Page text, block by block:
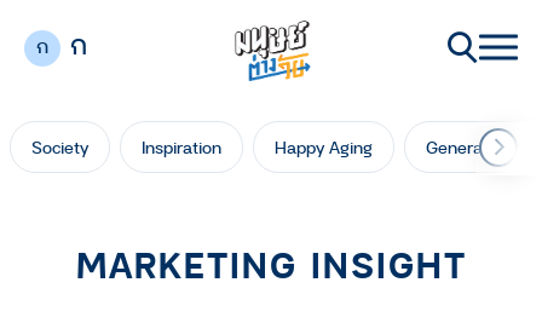
ก ก
Society Inspiration Happy Aging Generation
MARKETING INSIGHT